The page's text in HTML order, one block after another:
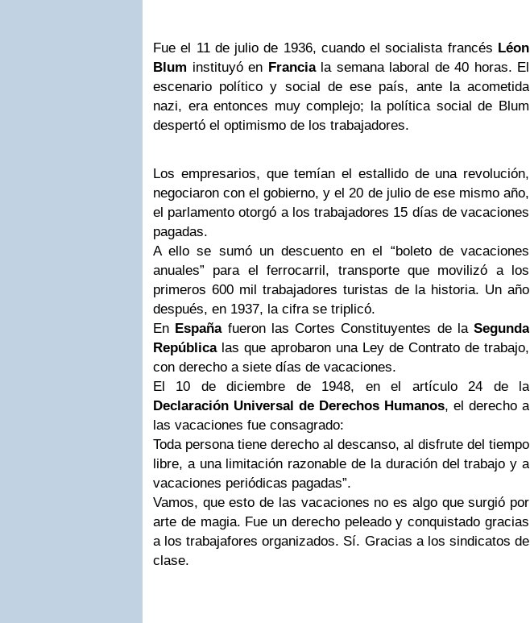
Fue el 11 de julio de 1936, cuando el socialista francés Léon
Blum instituyó en Franciala semana laboral de 40 horas. El
escenario político y social de ese país, ante la acometida
nazi, era entonces muy complejo; la política social de Blum
despertó el optimismo de los trabajadores.
Los empresarios, que temían el estallido de una revolución,
negociaron con el gobierno, y el 20 de julio de ese mismo año,
el parlamento otorgó a los trabajadores 15 días de vacaciones
pagadas.
A ello se sumó un descuento en el “boleto de vacaciones
anuales” para el ferrocarril, transporte que movilizó a los
primeros 600 mil trabajadores turistas de la historia. Un año
después, en 1937, la cifra se triplicó.
En Españafueron las Cortes Constituyentes de la Segunda
Repúblicalas que aprobaron una Ley de Contrato de trabajo,
con derecho a siete días de vacaciones.
El 10 de diciembre de 1948, en el artículo 24 de la
Declaración Universal de Derechos Humanos, el derecho a
las vacaciones fue consagrado:
Toda persona tiene derecho al descanso, al disfrute del tiempo
libre, a una limitación razonable de la duración del trabajo y a
vacaciones periódicas pagadas”.
Vamos, que esto de las vacaciones no es algo que surgió por
arte de magia. Fue un derecho peleado y conquistado gracias
a los trabajafores organizados. Sí. Gracias a los sindicatos de
clase.